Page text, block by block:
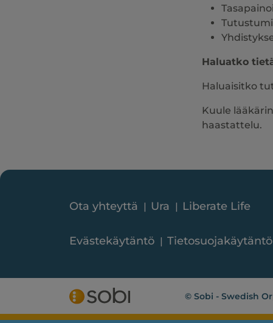
Haluatko
Haluaisitko
Kuule
haastattelu.
Ota yhteyttä Ura Liberate Life
Evästekäytäntö Tietosuojakäytäntö
© Sobi - Swedish